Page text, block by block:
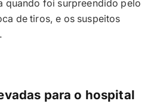
quando foi surpreendido pelo
de tiros, e os suspeitos
para o hospital